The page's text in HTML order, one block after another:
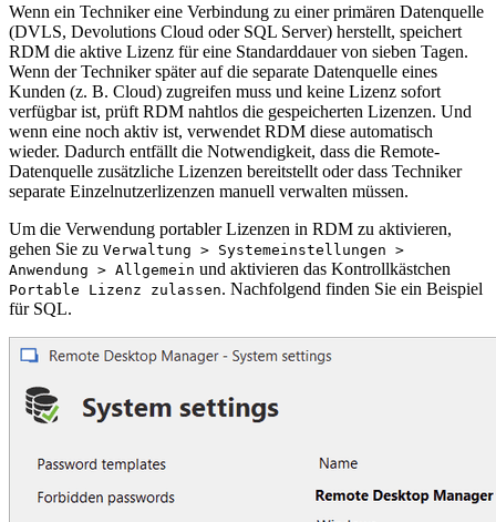
Wenn ein Techniker eine Verbindung zu einer primären Datenquelle
(DVLS, Devolutions Cloud oder SQL Server) herstellt, speichert
RDM die aktive Lizenz für eine Standarddauer von sieben Tagen.
Wenn der Techniker später auf die separate Datenquelle eines
Kunden (z. B. Cloud) zugreifen muss und keine Lizenz sofort
verfügbar ist, prüft RDM nahtlos die gespeicherten Lizenzen. Und
wenn eine noch aktiv ist, verwendet RDM diese automatisch
wieder. Dadurch entfällt die Notwendigkeit, dass die Remote-
Datenquelle zusätzliche Lizenzen bereitstellt oder dass Techniker
separate Einzelnutzerlizenzen manuell verwalten müssen.
Um die Verwendung portabler Lizenzen in RDM zu aktivieren,
gehen Sie zu Verwaltung > Systemeinstellungen >
Anwendung > Allgemein und aktivieren das Kontrollkästchen
Portable Lizenz zulassen. Nachfolgend finden Sie ein Beispiel
für SQL.